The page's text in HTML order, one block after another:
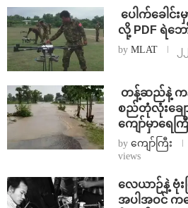
ပေါက်ခေါင်
လို့ PDF ရဲဘေ
by MLAT
တန့်ဆည်နဲ့ က
စည်တုံလုံးချေ
ကျော်မှာရေက
by ကျော်ကြီး
views
လေယာဉ်နဲ့ ဗုံ
အပါအဝင် က